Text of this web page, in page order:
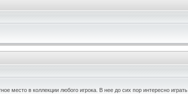
место в коллекции любого игрока. В нее до сих пор интересно играть